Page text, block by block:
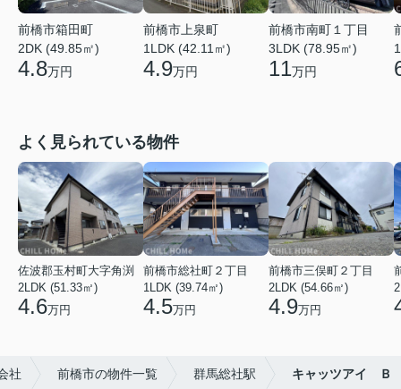
前橋市箱田町
2DK (49.85㎡)
4.8万円
前橋市上泉町
1LDK (42.11㎡)
4.9万円
前橋市南町１丁目
3LDK (78.95㎡)
11万円
よく見られている物件
佐波郡玉村町大字角渕
2LDK (51.33㎡)
4.6万円
前橋市総社町２丁目
1LDK (39.74㎡)
4.5万円
前橋市三俣町２丁目
2LDK (54.66㎡)
4.9万円
社 前橋市の物件一覧 群馬総社駅 キャッツアイ Ｂ